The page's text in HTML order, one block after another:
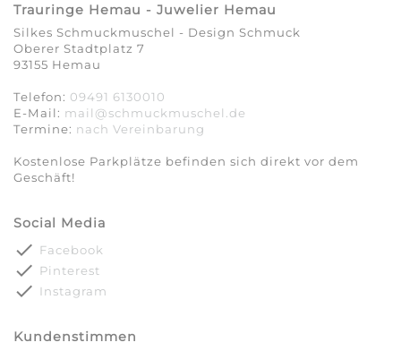
Trauringe Hemau - Juwelier Hemau
Silkes Schmuckmuschel - Design Schmuck
Oberer Stadtplatz 7
93155 Hemau
Telefon: 09491 6130010
E-Mail: mail@schmuckmuschel.de
Termine: nach Vereinbarung​​​​​​​
Kostenlose Parkplätze befinden sich direkt vor dem
Geschäft!
Social Media
done Facebook
done Pinterest
done Instagram
Kundenstimmen